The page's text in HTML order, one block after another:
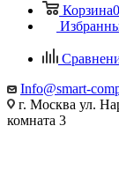
Корзина0
Info@smart-
г. Москва ул.
комната 3